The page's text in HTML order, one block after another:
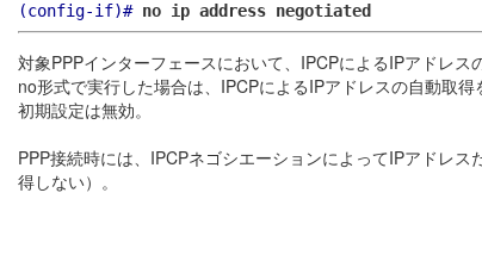
(config-if)# no ip address negotiated
対象PPPインターフェースにおいて、IPCPによるIPアドレス
no形式で実行した場合は、IPCPによるIPアドレスの自動取得
初期設定は無効。
PPP接続時には、IPCPネゴシエーションによってIPアドレ
得しない）。